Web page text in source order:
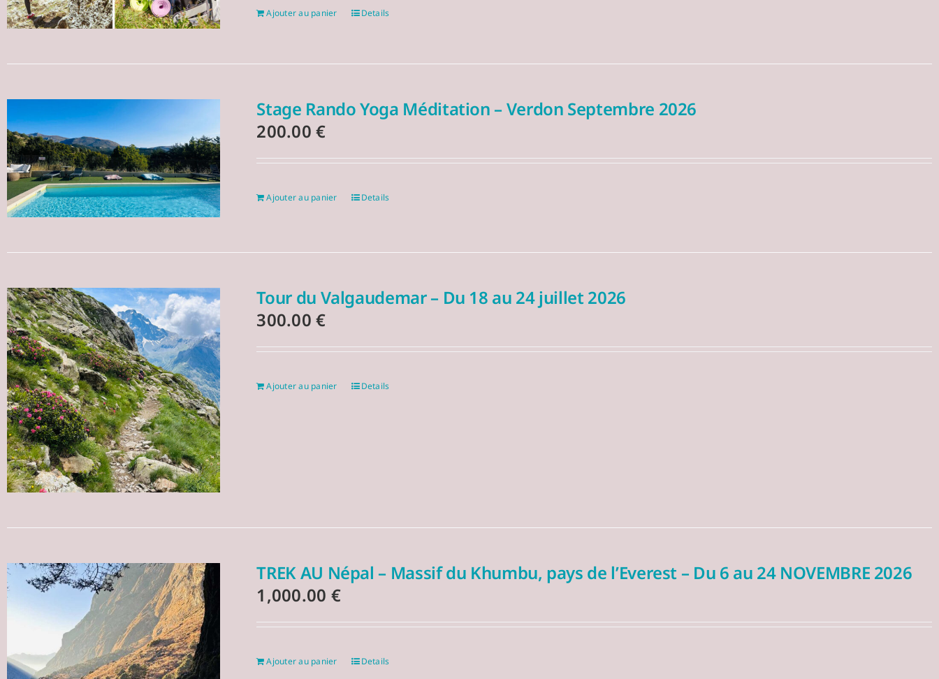
Ajouter au panier Details
Stage Rando Yoga Méditation – Verdon Septembre 2026
200.00€
Ajouter au panier Details
Tour du Valgaudemar – Du 18 au 24 juillet 2026
300.00€
Ajouter au panier Details
TREK AU Népal – Massif du Khumbu, pays de l’Everest – Du 6 au 24 NOVEMBRE 2026
1,000.00 €
Ajouter au panier Details